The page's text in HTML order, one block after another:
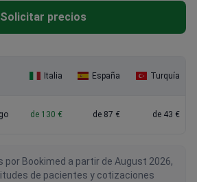
profile guests, academic centers offer
Patients often find that booking a
group provides better diagnostic
Solicitar precios
Italia España Turquía
de 130 € de 87 € de 43 €
por Bookimed a partir de August 2026,
de pacientes y cotizaciones